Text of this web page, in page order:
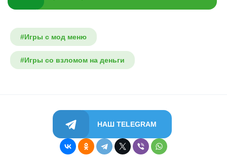
#Игры с мод меню
#Игры со взломом на деньги
НАШ TELEGRAM